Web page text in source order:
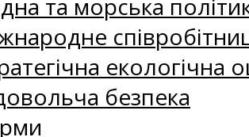
та морська
екологічна
безпека